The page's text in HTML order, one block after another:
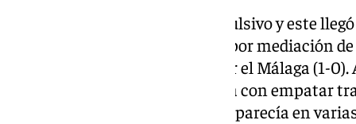
El partido necesitaba de un revulsivo y este
almerienses anotaron en e 50′ por mediación
defendida de forma blandita por el Málaga (1-
partido. Joaquín Muñoz avisaba con empatar
mientras que Alfonso Herrero aparecía en